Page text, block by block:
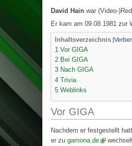
David Hain war (Video-
Er kam am 09.08.1981 zur
Inhaltsverzeichnis
1 Vor GIGA
2 Bei GIGA
3 Nach GIGA
4 Trivia
5 Weblinks
Vor GIGA
Nachdem er festgestellt
er zu gamona.de